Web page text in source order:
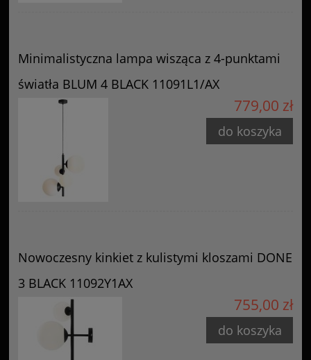
Minimalistyczna lampa wisząca z 4-punktami
światła BLUM 4 BLACK 11091L1/AX
779,00 zł
do koszyka
Nowoczesny kinkiet z kulistymi kloszami DONE
3 BLACK 11092Y1AX
755,00 zł
do koszyka